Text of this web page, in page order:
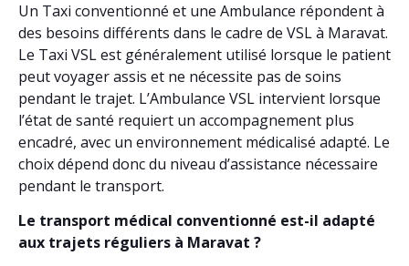
Un Taxi conventionné et une Ambulance répondent à
des besoins différents dans le cadre de VSL à Maravat.
Le Taxi VSL est généralement utilisé lorsque le patient
peut voyager assis et ne nécessite pas de soins
pendant le trajet. L’Ambulance VSL intervient lorsque
l’état de santé requiert un accompagnement plus
encadré, avec un environnement médicalisé adapté. Le
choix dépend donc du niveau d’assistance nécessaire
pendant le transport.
Le transport médical conventionné est-il adapté
aux trajets réguliers à Maravat ?